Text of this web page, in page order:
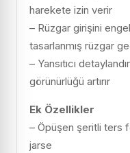
harekete izin verir
– Rüzgar girişini
tasarlanmış rüzgar
– Yansıtıcı
görünürlüğü artırır
Ek Özellikler
– Öpüşen şeritli ters
jarse